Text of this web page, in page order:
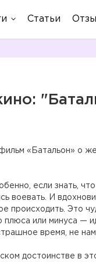
Статьи
«Батальон» о
если знать,
воевать. И
происходить. Это
или минуса —
время, не нам
достоинстве в